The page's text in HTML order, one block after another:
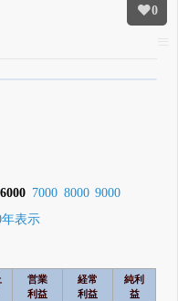
0
の先行利用も付きます
6000 7000 8000 9000
年表示
営業
利益
経常
利益
純利
益